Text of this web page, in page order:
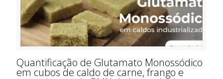
Quantificação de Glutamato Monossódico
em cubos de caldo de carne, frango e